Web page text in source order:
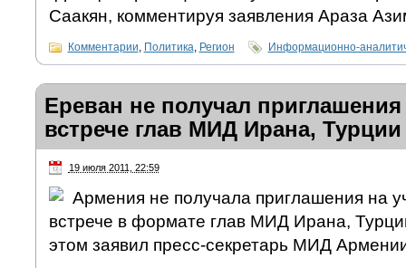
Саакян, комментируя заявления Араза
Комментарии Политика Регион Информационно-
Ереван не получал
встрече глав МИД Ирана,
19 июля 2011, 22:59
Армения не получала приглашения на
встрече в формате глав МИД Ирана,
этом заявил пресс-секретарь МИД